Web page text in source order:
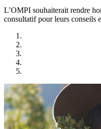
L’OMPI souhaiterait rendre
consultatif pour leurs conseils